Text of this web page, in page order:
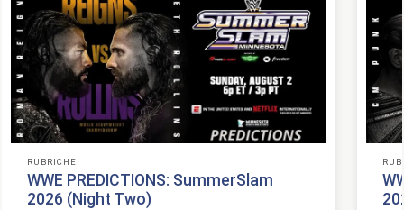
RUBRICHE
WWE PREDICTIONS: SummerSlam
2026 (Night Two)